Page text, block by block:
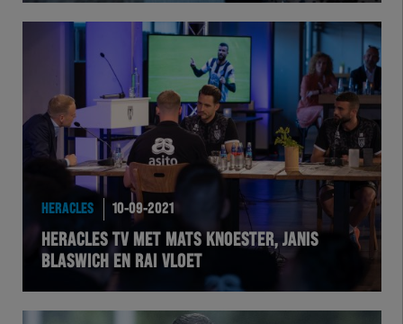
Wedstrijd
Heracles
BusinessClub
Foundation
HERACLES 10-09-2021
HERACLES TV MET MATS KNOESTER, JANIS
BLASWICH EN RAI VLOET